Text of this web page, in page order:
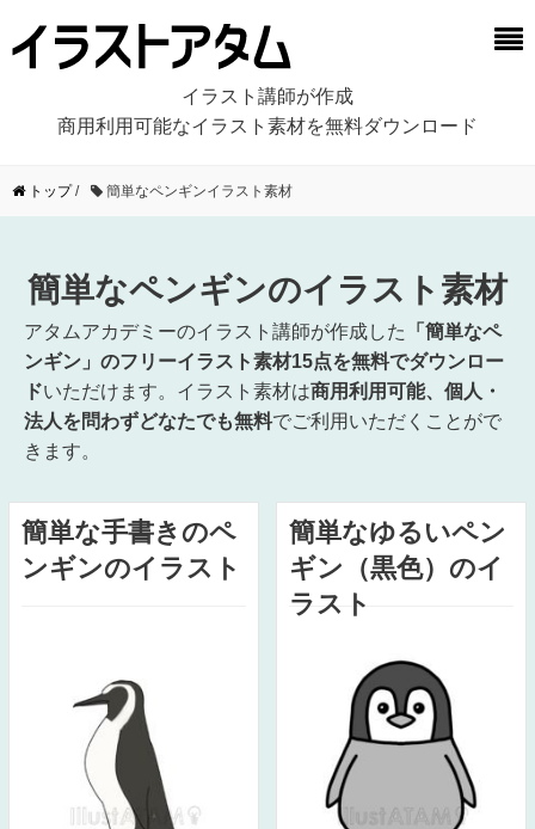
イラスト講師が作成
商用利用可能なイラスト素材を無料ダウンロード
トップ/ 簡単なペンギンイラスト素材
簡単なペンギンのイラスト素材
アタムアカデミーのイラスト講師が作成した
「簡単なペ
ンギン」のフリーイラスト素材15点を無料でダウンロー
ドいただけます。イラスト素材は商用利用可能、個人・
法人を問わずどなたでも無料でご利用いただくことがで
きます。
簡単な手書きのペ
ンギンのイラスト
簡単なゆるいペン
ギン（黒色）のイ
ラスト